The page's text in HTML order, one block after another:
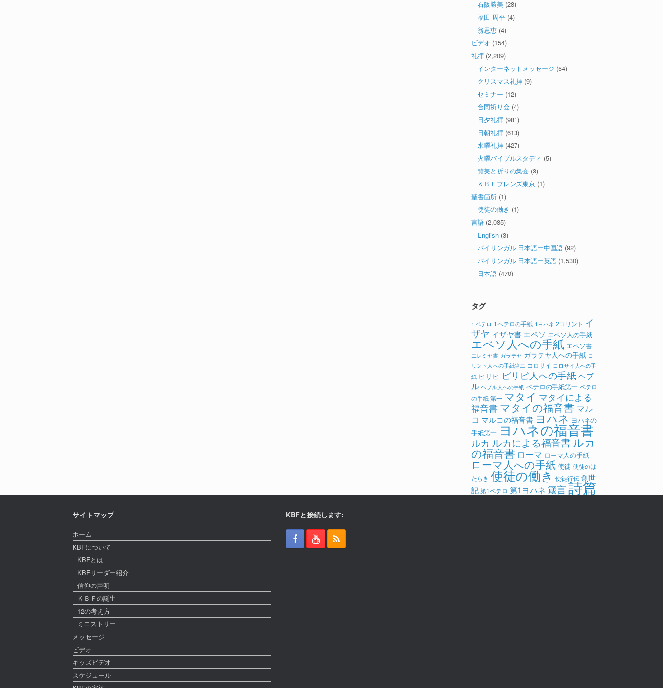
石阪勝美 (28)
福田 周平 (4)
翁思恵 (4)
ビデオ (154)
礼拝 (2,209)
インターネットメッセージ (54)
クリスマス礼拝 (9)
セミナー (12)
合同祈り会 (4)
日夕礼拝 (981)
日朝礼拝 (613)
水曜礼拝 (427)
火曜バイブルスタディ (5)
賛美と祈りの集会 (3)
ＫＢＦフレンズ東京 (1)
聖書箇所 (1)
使徒の働き (1)
言語 (2,085)
English (3)
バイリンガル 日本語ー中国語 (92)
バイリンガル 日本語ー英語 (1,530)
日本語 (470)
タグ
1 ペテロ 1ペテロの手紙 1ヨハネ 2コリント イ
ザヤ イザヤ書 エペソ エペソ人の手紙
エペソ人への手紙 エペソ書
エレミヤ書 ガラテヤ ガラテヤ人への手紙 コ
リント人への手紙第二 コロサイ コロサイ人への手
紙 ピリピ ピリピ人への手紙ヘブ
ル ヘブル人への手紙 ペテロの手紙第一 ペテロ
の手紙 第一 マタイ マタイによる
福音書 マタイの福音書 マル
コ マルコの福音書 ヨハネ ヨハネの
手紙第一 ヨハネの福音書
ルカ ルカによる福音書ルカ
の福音書 ローマ ローマ人の手紙
ローマ人への手紙 使徒 使徒のは
たらき 使徒の働き 使徒行伝 創世
記 第1ペテロ 第1ヨハネ 箴言詩篇
サイトマップ
ホーム
KBFについて
KBFとは
KBFリーダー紹介
信仰の声明
ＫＢＦの誕生
12の考え方
ミニストリー
メッセージ
ビデオ
キッズビデオ
スケジュール
KBFと接続します: